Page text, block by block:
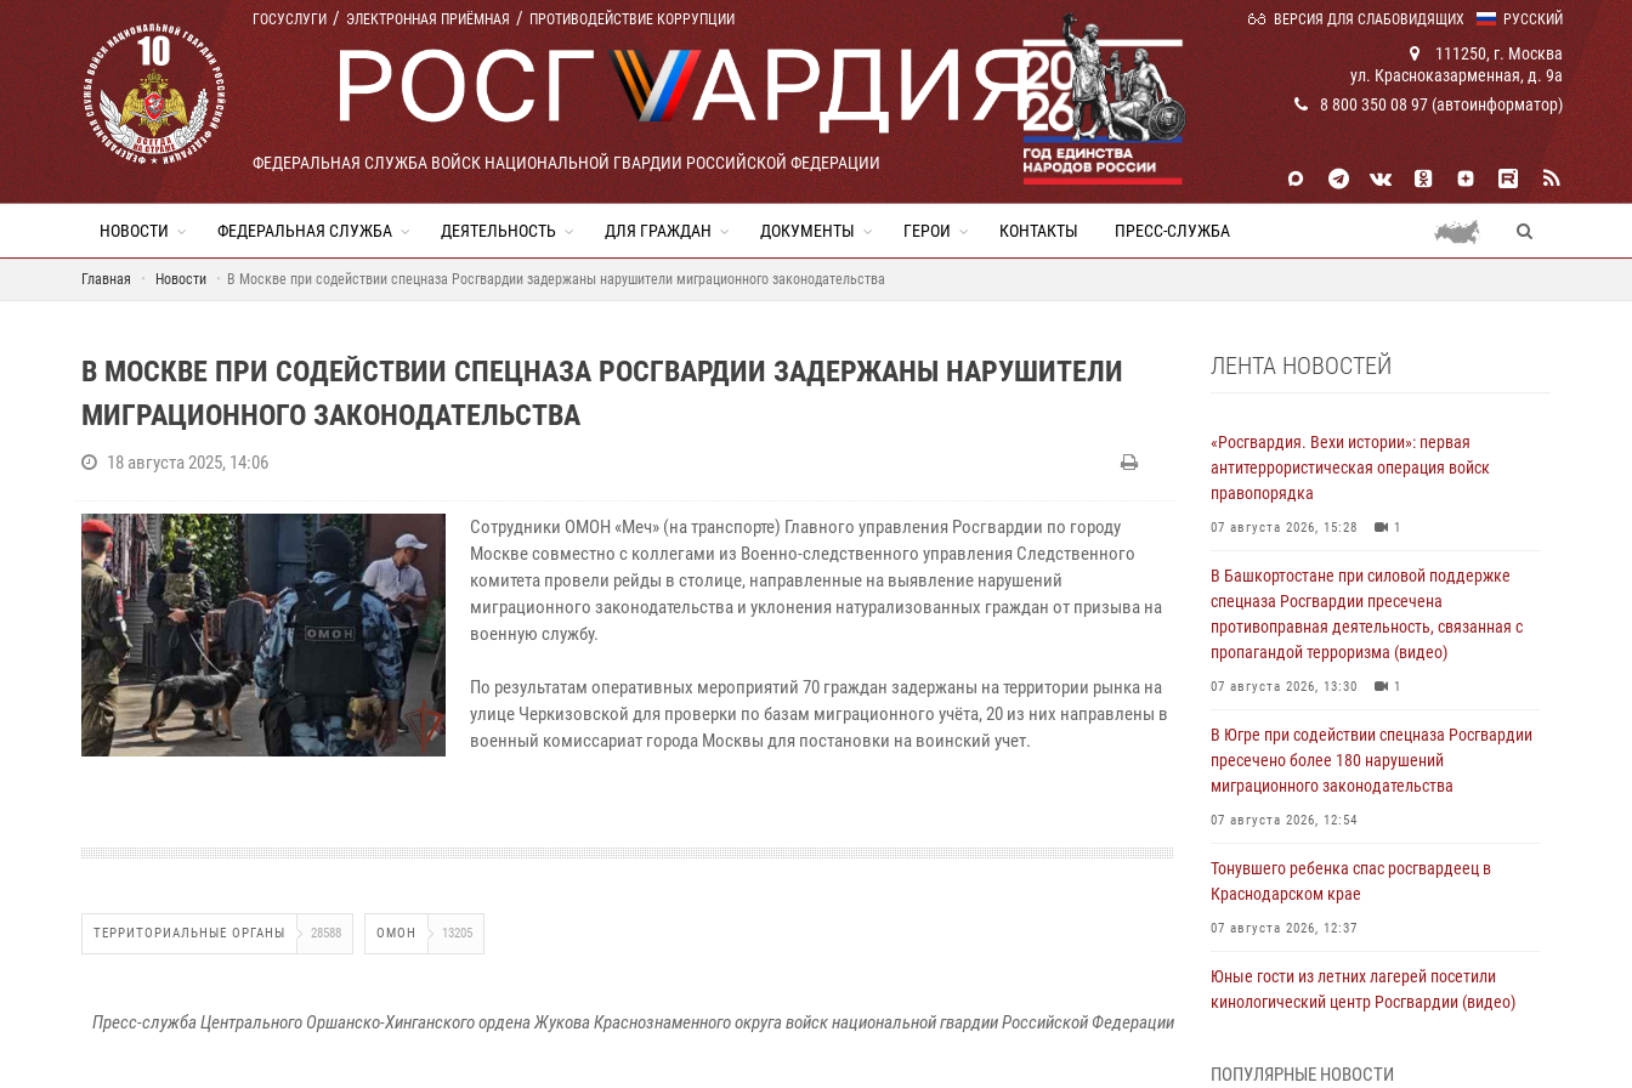
РУССКИЙ
ГОСУСЛУГИ ЭЛЕКТРОННАЯ ПРИЁМНАЯ ПРОТИВОДЕЙСТВИЕ КОРРУПЦИИ ВЕРСИЯ ДЛЯ СЛАБОВИДЯЩИХ
ФЕДЕРАЛЬНАЯ СЛУЖБА ВОЙСК НАЦИОНАЛЬНОЙ ГВАРДИИ РОССИЙСКОЙ ФЕДЕРАЦИИ
111250, г. Москва
ул. Красноказарменная, д. 9а
8 800 350 08 97 (автоинформатор)
НОВОСТИ ФЕДЕРАЛЬНАЯ СЛУЖБА ДЕЯТЕЛЬНОСТЬ ДЛЯ ГРАЖДАН ДОКУМЕНТЫ ГЕРОИ КОНТАКТЫ ПРЕСС-СЛУЖБА
Главная Новости В Москве при содействии спецназа Росгвардии задержаны нарушители миграционного законодательства
В МОСКВЕ ПРИ СОДЕЙСТВИИ СПЕЦНАЗА РОСГВАРДИИ ЗАДЕРЖАНЫ НАРУШИТЕЛИ
МИГРАЦИОННОГО ЗАКОНОДАТЕЛЬСТВА
18 августа 2025, 14:06
Сотрудники ОМОН «Меч» (на транспорте) Главного управления Росгвардии по городу
Москве совместно с коллегами из Военно-следственного управления Следственного
комитета провели рейды в столице, направленные на выявление нарушений
миграционного законодательства и уклонения натурализованных граждан от призыва на
военную службу.
По результатам оперативных мероприятий 70 граждан задержаны на территории рынка на
улице Черкизовской для проверки по базам миграционного учёта, 20 из них направлены в
военный комиссариат города Москвы для постановки на воинский учет.
ТЕРРИТОРИАЛЬНЫЕ ОРГАНЫ 28588 ОМОН 13205
Пресс-служба Центрального Оршанско-Хинганского ордена Жукова Краснознаменного округа войск национальной гвардии Российской Федерации
ЛЕНТА НОВОСТЕЙ
«Росгвардия. Вехи истории»: первая
антитеррористическая операция войск
правопорядка
07 августа 2026, 15:28 1
В Башкортостане при силовой поддержке
спецназа Росгвардии пресечена
противоправная деятельность, связанная с
пропагандой терроризма (видео)
07 августа 2026, 13:30 1
В Югре при содействии спецназа Росгвардии
пресечено более 180 нарушений
миграционного законодательства
07 августа 2026, 12:54
Тонувшего ребенка спас росгвардеец в
Краснодарском крае
07 августа 2026, 12:37
Юные гости из летних лагерей посетили
кинологический центр Росгвардии (видео)
ПОПУЛЯРНЫЕ НОВОСТИ